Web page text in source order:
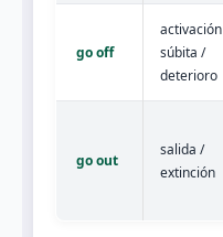
go off
activación
súbita /
deterioro
go out
salida /
extinción